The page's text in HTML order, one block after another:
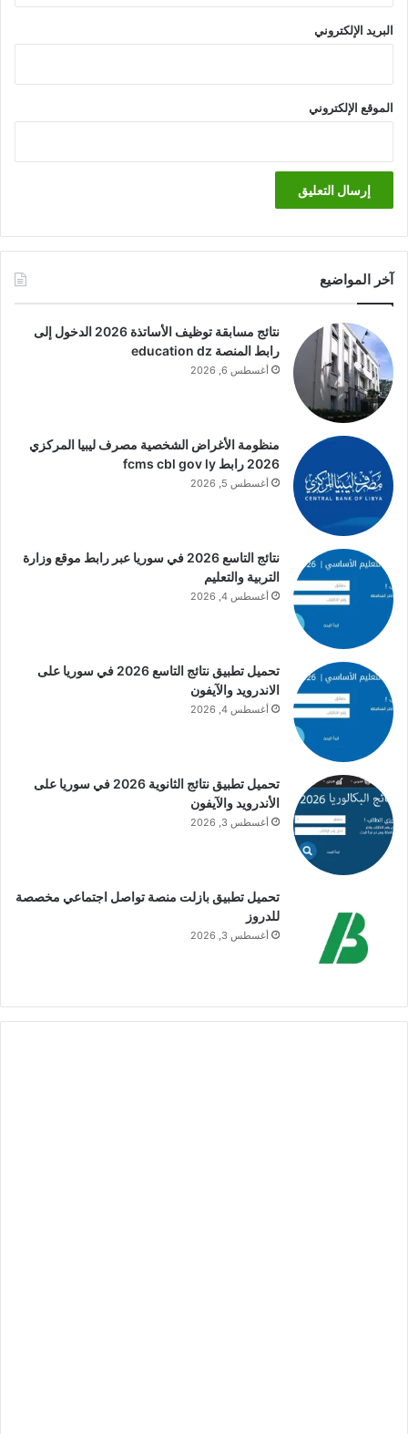
البريد الإلكتروني
الموقع الإلكتروني
آخر المواضيع
نتائج مسابقة توظيف الأساتذة 2026 الدخول إلى
رابط المنصة education dz
أغسطس 6, 2026
منظومة الأغراض الشخصية مصرف ليبيا المركزي
2026 رابط fcms cbl gov ly
أغسطس 5, 2026
نتائج التاسع 2026 في سوريا عبر رابط موقع وزارة
التربية والتعليم
أغسطس 4, 2026
تحميل تطبيق نتائج التاسع 2026 في سوريا على
الاندرويد والآيفون
أغسطس 4, 2026
تحميل تطبيق نتائج الثانوية 2026 في سوريا على
الأندرويد والآيفون
أغسطس 3, 2026
تحميل تطبيق بازلت منصة تواصل اجتماعي مخصصة
للدروز
أغسطس 3, 2026